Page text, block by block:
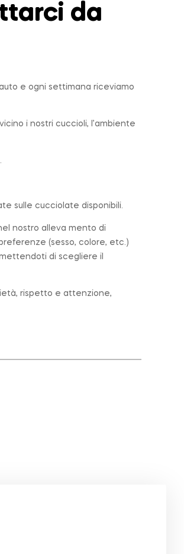
da
e ogni settimana riceviamo
i nostri cuccioli, l’ambiente
sulle cucciolate disponibili.
nostro alleva mento di
(sesso, colore, etc.)
di scegliere il
rispetto e attenzione,